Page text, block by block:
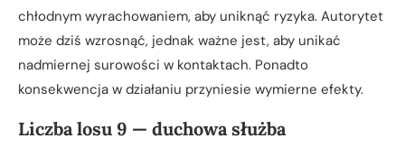
chłodnym wyrachowaniem, aby uniknąć ryzyka. Autorytet
może dziś wzrosnąć, jednak ważne jest, aby unikać
nadmiernej surowości w kontaktach. Ponadto
konsekwencja w działaniu przyniesie wymierne efekty.
Liczba losu 9 — duchowa służba